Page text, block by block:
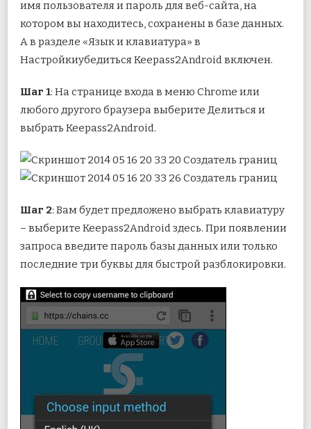
имя пользователя и пароль для веб-сайта, на
котором вы находитесь, сохранены в базе данных.
А в разделе «Язык и клавиатура» в
Настройкиубедиться Keepass2Android включен.
Шаг 1: На странице входа в меню Chrome или
любого другого браузера выберите Делиться и
выбрать Keepass2Android.
Шаг 2: Вам будет предложено выбрать клавиатуру
– выберите Keepass2Android здесь. При появлении
запроса введите пароль базы данных или только
последние три буквы для быстрой разблокировки.